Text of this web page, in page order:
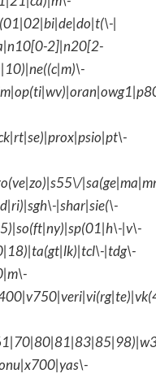
|
2]|n20[2-
|shar|sie(\-
|v\-
|tdg\-